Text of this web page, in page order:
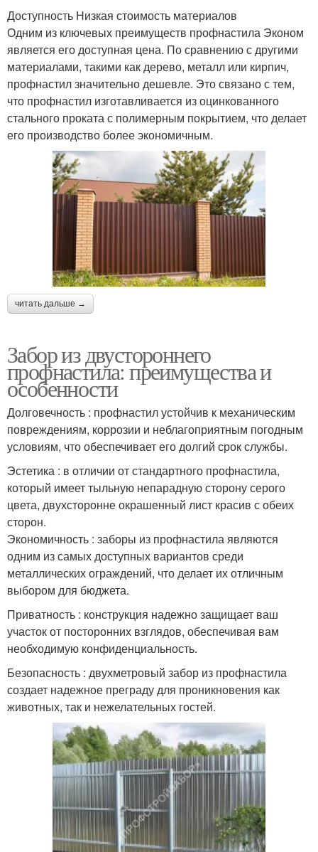
Доступность Низкая стоимость материалов
Одним из ключевых преимуществ профнастила Эконом
является его доступная цена. По сравнению с другими
материалами, такими как дерево, металл или кирпич,
профнастил значительно дешевле. Это связано с тем,
что профнастил изготавливается из оцинкованного
стального проката с полимерным покрытием, что делает
его производство более экономичным.
читать дальше →
Забор из двустороннего
профнастила: преимущества и
особенности
Долговечность : профнастил устойчив к механическим
повреждениям, коррозии и неблагоприятным погодным
условиям, что обеспечивает его долгий срок службы.
Эстетика : в отличии от стандартного профнастила,
который имеет тыльную непарадную сторону серого
цвета, двухсторонне окрашенный лист красив с обеих
сторон.
Экономичность : заборы из профнастила являются
одним из самых доступных вариантов среди
металлических ограждений, что делает их отличным
выбором для бюджета.
Приватность : конструкция надежно защищает ваш
участок от посторонних взглядов, обеспечивая вам
необходимую конфиденциальность.
Безопасность : двухметровый забор из профнастила
создает надежное преграду для проникновения как
животных, так и нежелательных гостей.